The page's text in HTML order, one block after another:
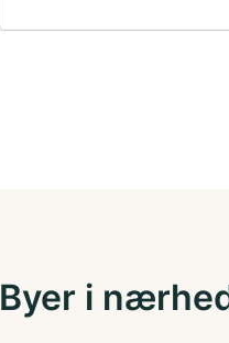
Byer i